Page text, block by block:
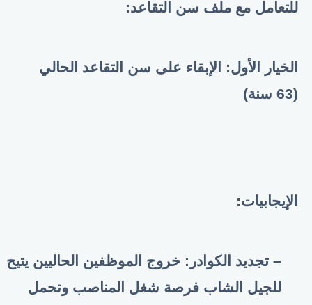
للتعامل مع ملف سن التقاعد:
الخيار الأول: الإبقاء على سن التقاعد الحالي
(63 سنة)
الإيجابيات:
– تجديد الكوادر: خروج الموظفين الحاليين يتيح
للجيل الشاب فرصة شغل المناصب وتحمل